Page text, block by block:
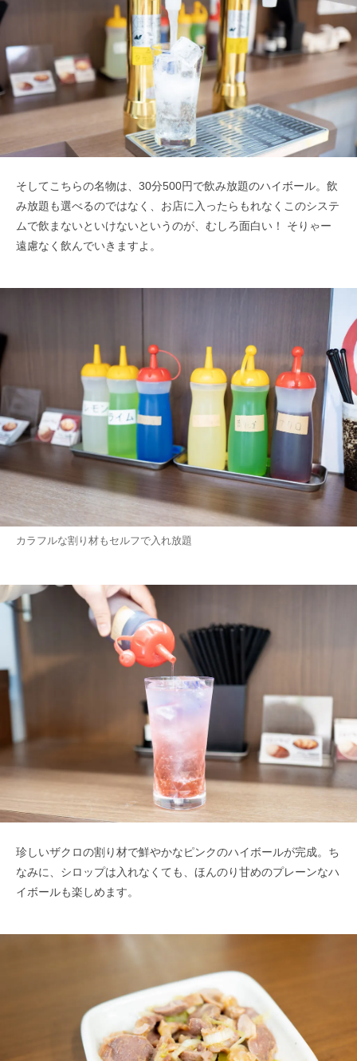
そしてこちらの名物は、30分500円で飲み放題のハイボール。飲
み放題も選べるのではなく、お店に入ったらもれなくこのシステ
ムで飲まないといけないというのが、むしろ面白い！ そりゃー
遠慮なく飲んでいきますよ。
カラフルな割り材もセルフで入れ放題
珍しいザクロの割り材で鮮やかなピンクのハイボールが完成。ち
なみに、シロップは入れなくても、ほんのり甘めのプレーンなハ
イボールも楽しめます。